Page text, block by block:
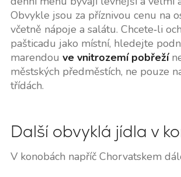
Obvykle jsou za příznivou cenu na
včetně nápoje a salátu. Chcete‑li
pašticadu jako místní, hledejte
marendou ve vnitrozemí pobřeží
městských předměstích, ne pouze
třídách.
Další obvyklá jídla v
V konobách napříč Chorvatskem